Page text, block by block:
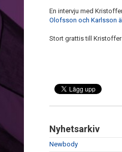
En intervju med
Olofsson och Karlsson
Stort grattis till
Nyhetsarkiv
Newbody